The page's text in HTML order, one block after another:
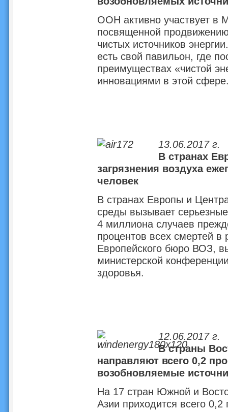
ООН активно участвует в
посвященной
чистых источников
есть свой павильон, где
преимуществах «чистой
инновациями в этой
13.06.2017 г.
В странах
загрязнения воздуха
человек
В странах Европы и
среды вызывает
4 миллиона случаев
процентов всех смертей
Европейского бюро ВОЗ,
министерской
здоровья.
12.06.2017 г.
В страны
направляют всего 0,2
возобновляемые
На 17 стран Южной и
Азии приходится всего